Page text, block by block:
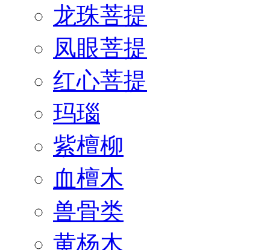
龙珠菩提
凤眼菩提
红心菩提
玛瑙
紫檀柳
血檀木
兽骨类
黄杨木